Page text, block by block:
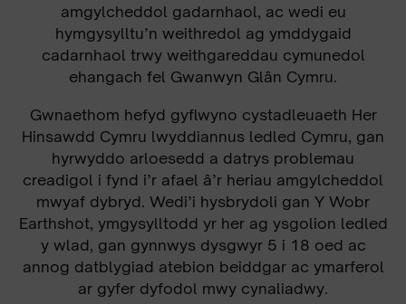
amgylcheddol gadarnhaol, ac wedi eu
hymgysylltu’n weithredol ag ymddygaid
cadarnhaol trwy weithgareddau cymunedol
ehangach fel Gwanwyn Glân Cymru.
Gwnaethom hefyd gyflwyno cystadleuaeth Her
Hinsawdd Cymru lwyddiannus ledled Cymru, gan
hyrwyddo arloesedd a datrys problemau
creadigol i fynd i’r afael â’r heriau amgylcheddol
mwyaf dybryd. Wedi’i hysbrydoli gan Y Wobr
Earthshot, ymgysylltodd yr her ag ysgolion ledled
y wlad, gan gynnwys dysgwyr 5 i 18 oed ac
annog datblygiad atebion beiddgar ac ymarferol
ar gyfer dyfodol mwy cynaliadwy.